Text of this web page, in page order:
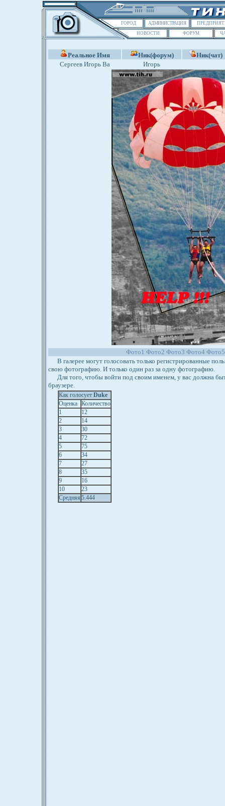
ГОРОД АДМИНИСТРАЦИЯ
НОВОСТИ
ФОРУМ
Реальное Имя Ник(форум)
Ник(чат)
Сергеев Игорь Ва
Игорь
Фото1 Фото2 Фото3 Фото4
В галерее могут голосовать только регистрированные
свою фотографию. И только один раз за одну фотографию.
Для того, чтобы войти под своим именем, у вас должна
браузере.
Как голосует Duke
Оценка Количество
1
12
2
14
3
30
4
72
5
75
6
34
7
27
8
35
9
16
10
23
Средняя 5.444